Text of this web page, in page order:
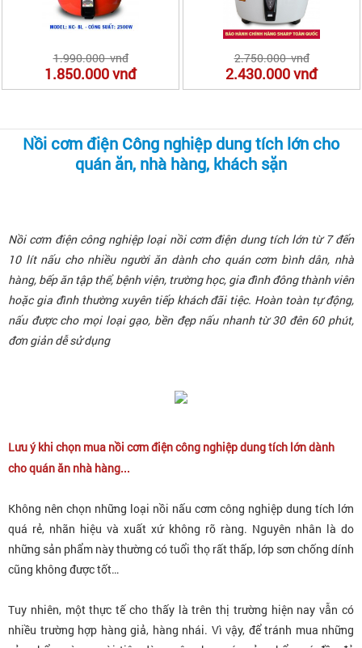
1.990.000 vnđ
1.850.000vnđ
2.750.000 vnđ
2.430.000vnđ
Nồi cơm điện Công nghiệp dung tích lớn cho
quán ăn, nhà hàng, khách sặn
Nồi cơm điện công nghiệp loại nồi cơm điện dung tích lớn từ 7 đến
10 lít nấu cho nhiều người ăn dành cho quán cơm bình dân, nhà
hàng, bếp ăn tập thể, bệnh viện, trường học, gia đình đông thành viên
hoặc gia đình thường xuyên tiếp khách đãi tiệc. Hoàn toàn tự động,
nấu được cho mọi loại gạo, bền đẹp nấu nhanh từ 30 đên 60 phút,
đơn giản dễ sử dụng
Lưu ý khi chọn mua nồi cơm điện công nghiệp dung tích lớn dành
cho quán ăn nhà hàng...
Không nên chọn những loại nồi nấu cơm công nghiệp dung tích lớn
quá rẻ, nhãn hiệu và xuất xứ không rõ ràng. Nguyên nhân là do
những sản phẩm này thường có tuổi thọ rất thấp, lớp sơn chống dính
cũng không được tốt…
Tuy nhiên, một thực tế cho thấy là trên thị trường hiện nay vẫn có
nhiều trường hợp hàng giả, hàng nhái. Vì vậy, để tránh mua những